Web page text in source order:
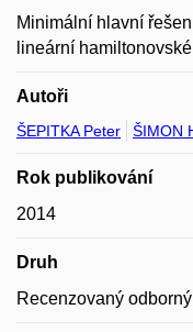
Minimální hlavní
lineární
Autoři
ŠEPITKA Peter ŠIMON
Rok publikování
2014
Druh
Recenzovaný